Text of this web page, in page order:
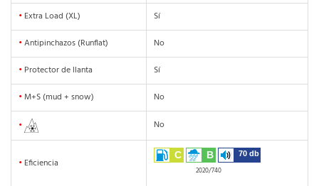
• Extra Load (XL)
Sí
•Antipinchazos (Runflat)
No
• Protector de llanta
Sí
• M+S (mud + snow) No
• No
• Eficiencia
C B 70 db
2020/740